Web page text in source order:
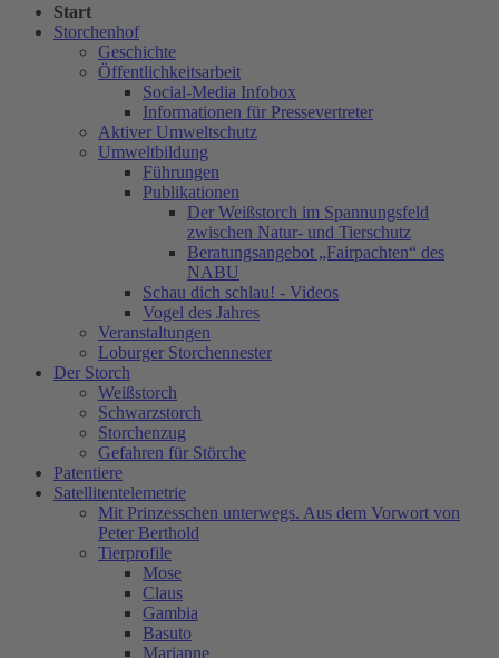
Start
Storchenhof
Geschichte
Öffentlichkeitsarbeit
Social-Media Infobox
Informationen für Pressevertreter
Aktiver Umweltschutz
Umweltbildung
Führungen
Publikationen
Der Weißstorch im Spannungsfeld
zwischen Natur- und Tierschutz
Beratungsangebot „Fairpachten“ des
NABU
Schau dich schlau! - Videos
Vogel des Jahres
Veranstaltungen
Loburger Storchennester
Der Storch
Weißstorch
Schwarzstorch
Storchenzug
Gefahren für Störche
Patentiere
Satellitentelemetrie
Mit Prinzesschen unterwegs. Aus dem Vorwort von
Peter Berthold
Tierprofile
Mose
Claus
Gambia
Basuto
Marianne